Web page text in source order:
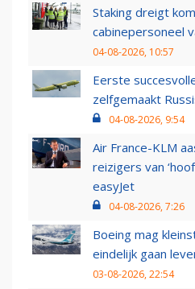
Staking dreigt
cabinepersoneel
04-08-2026, 10:57
Eerste
zelfgemaakt
04-08-2026, 9:54
Air France-KLM
reizigers van
easyJet
04-08-2026, 7:26
Boeing mag
eindelijk gaan
03-08-2026, 22:54